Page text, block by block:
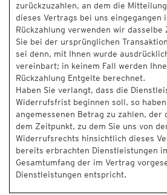
zurückzuzahlen, an dem die
dieses Vertrags bei uns eingegangen
Rückzahlung verwenden wir
Sie bei der ursprünglichen
sei denn, mit Ihnen wurde
vereinbart; in keinem Fall werden
Rückzahlung Entgelte berechnet.
Haben Sie verlangt, dass die
Widerrufsfrist beginnen soll, so
angemessenen Betrag zu zahlen, der
dem Zeitpunkt, zu dem Sie uns von
Widerrufsrechts hinsichtlich dieses
bereits erbrachten Dienstleistungen
Gesamtumfang der im Vertrag
Dienstleistungen entspricht.